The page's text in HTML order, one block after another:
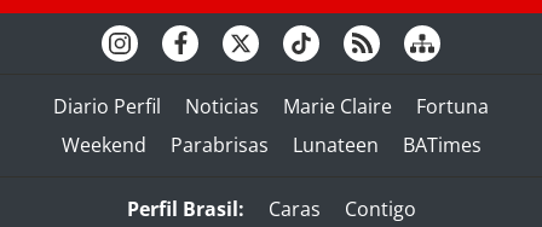
Diario Perfil Noticias Marie Claire
Fortuna
Weekend
Parabrisas Lunateen BATimes
Perfil Brasil: Caras
Contigo